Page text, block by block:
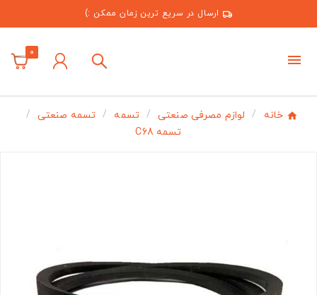
ارسال در سریع ترین زمان ممکن :)
0
خانه لوازم مصرفی صنعتی تسمه
تسمه صنعتی
تسمه C68